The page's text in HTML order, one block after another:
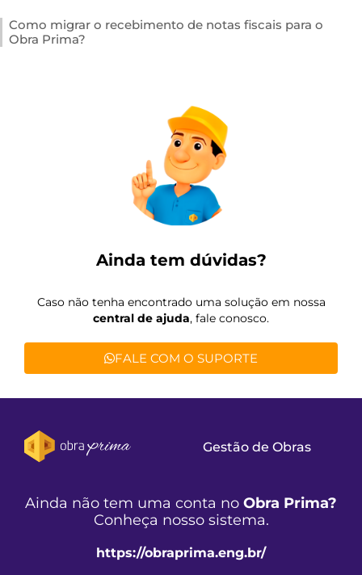
Como migrar o recebimento de notas fiscais para o
Obra Prima?
Ainda tem dúvidas?
Caso não tenha encontrado uma solução em nossa
central de ajuda, fale conosco.
FALE COM O SUPORTE
Gestão de Obras
Ainda não tem uma conta no Obra Prima?
Conheça nosso sistema.
https://obraprima.eng.br/